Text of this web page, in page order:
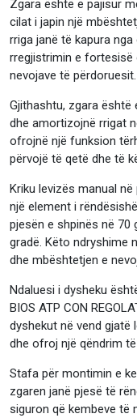
Zgara është e pajisur
cilat i japin një
rriga janë të kapura
rregjistrimin e fortesisë
nevojave të përdoruesit.
Gjithashtu, zgara është
dhe amortizojnë rrigat
ofrojnë një funksion
përvojë të qetë dhe të
Kriku levizës manual
një element i
pjesën e shpinës në 70
gradë. Këto ndryshime
dhe mbështetjen e
Ndaluesi i dysheku
BIOS ATP CON
dyshekut në vend gjatë
dhe ofroj një qëndrim
Stafa për montimin e
zgaren janë pjesë të
siguron që kembeve të